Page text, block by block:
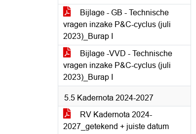
Bijlage - GB - Technische
vragen inzake P&C-cyclus (juli
2023)_Burap I
Bijlage -VVD - Technische
vragen inzake P&C-cyclus (juli
2023)_Burap I
5.5 Kadernota 2024-2027
RV Kadernota 2024-
2027_getekend + juiste datum